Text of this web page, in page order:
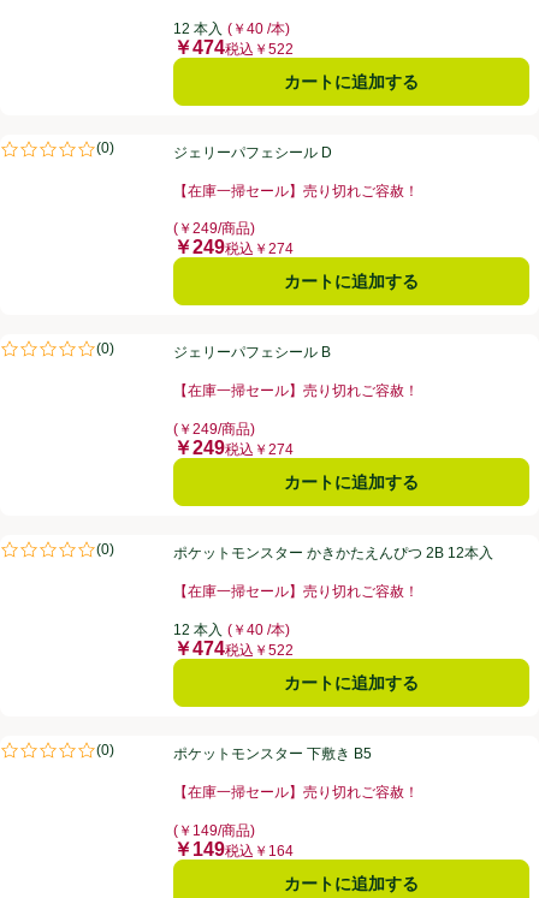
12 本入 (￥40 /本)
価格
￥474税込￥522
カートに追加する
ジェリーパフェシール D
(0)
評価は0件のレビューで5点中0.0点。
ジェリーパフェシール D
【在庫一掃セール】売り切れご容赦！
(￥249/商品)
価格
￥249税込￥274
カートに追加する
ジェリーパフェシール B
(0)
評価は0件のレビューで5点中0.0点。
ジェリーパフェシール B
【在庫一掃セール】売り切れご容赦！
(￥249/商品)
価格
￥249税込￥274
カートに追加する
ポケットモンスター かきかたえんぴつ 2B 12本入
(0)
評価は0件のレビューで5点中0.0点。ポケットモンスター かきかたえんぴつ 2B 12本入
【在庫一掃セール】売り切れご容赦！
12 本入 (￥40 /本)
価格
￥474税込￥522
カートに追加する
ポケットモンスター 下敷き B5
(0)
評価は0件のレビューで5点中0.0点。
ポケットモンスター 下敷き B5
【在庫一掃セール】売り切れご容赦！
(￥149/商品)
価格
￥149税込￥164
カートに追加する